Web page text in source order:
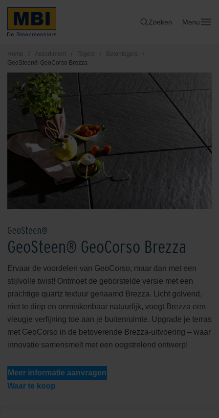
Zoeken Menu
Home / Assortiment / Tegels / Betontegels
/
GeoSteen® GeoCorso Brezza
GeoSteen®
GeoSteen® GeoCorso Brezza
Ervaar de voordelen van GeoCorso, maar dan met een
stijlvolle twist! Ontmoet de geborstelde versie met een
prachtige quartz textuur genaamd Brezza. Licht golvend,
niet te diep en onmiskenbaar natuurlijk, voegt Brezza een
vleugje verfijning toe aan je buitenruimte. Upgrade je terras
met GeoCorso in de betoverende Brezza-uitvoering – waar
innovatie samensmelt met een oogstrelend ontwerp!
Meer informatie aanvragen
Waar te koop